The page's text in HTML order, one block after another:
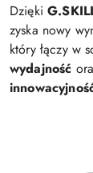
Dzięki
zyska nowy
który łączy w
wydajność